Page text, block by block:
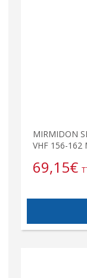
MIRMIDON
VHF 156-162
69,15€